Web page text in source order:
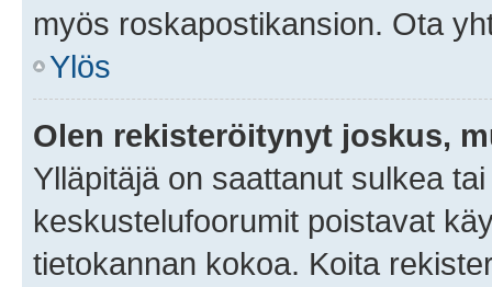
myös roskapostikansion. Ota
Ylös
Olen rekisteröitynyt joskus,
Ylläpitäjä on saattanut sulkea
keskustelufoorumit poistavat
tietokannan kokoa. Koita